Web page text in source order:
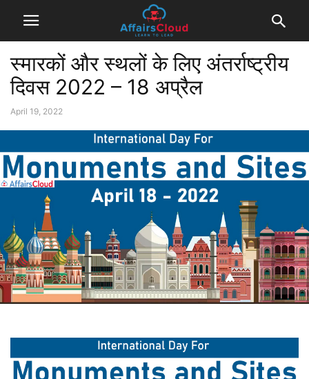
स्मारकों और स्थलों के लिए अंतर्राष्ट्रीय
दिवस 2022 – 18 अप्रैल
April 19, 2022